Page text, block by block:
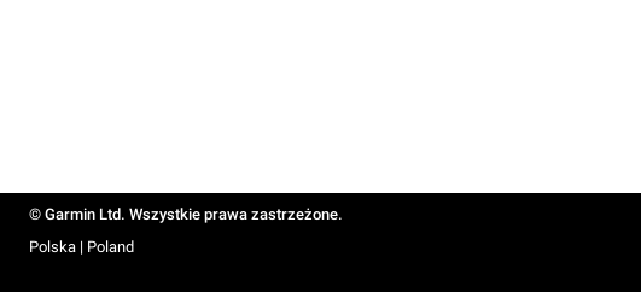
© Garmin Ltd. Wszystkie prawa zastrzeżone.
Polska | Poland